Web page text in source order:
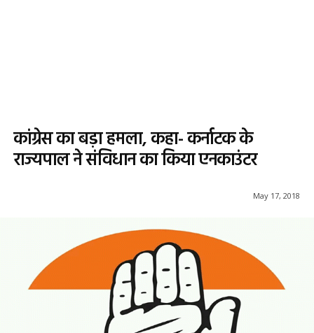
कांग्रेस का बड़ा हमला, कहा- कर्नाटक के
राज्यपाल ने संविधान का किया एनकाउंटर
May 17, 2018